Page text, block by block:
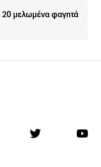
20 μελωμένα φαγητά